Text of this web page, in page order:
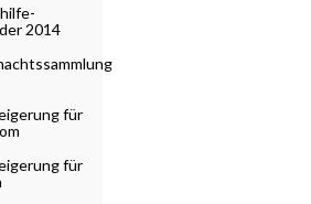
2014
für
für